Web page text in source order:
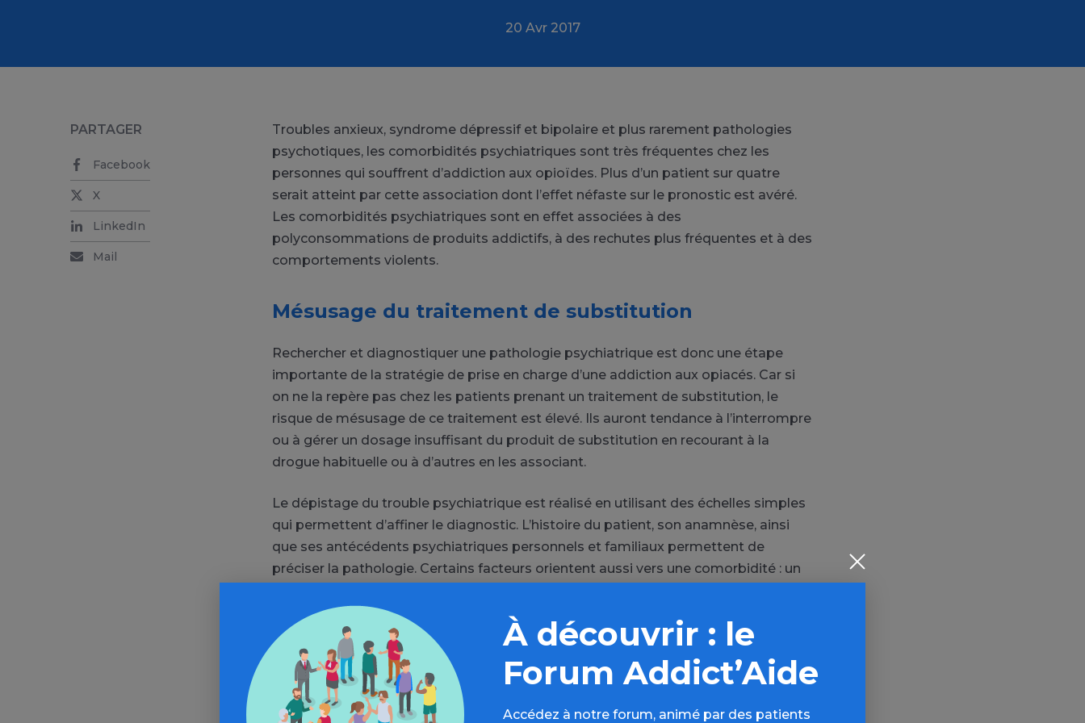
20 Avr 2017
Troubles anxieux, syndrome dépressif et bipolaire et plus rarement pathologies
psychotiques, les comorbidités psychiatriques sont très fréquentes chez les
personnes qui souffrent d’addiction aux opioïdes. Plus d’un patient sur quatre
serait atteint par cette association dont l’effet néfaste sur le pronostic est avéré.
Les comorbidités psychiatriques sont en effet associées à des
polyconsommations de produits addictifs, à des rechutes plus fréquentes et à des
comportements violents.
Mésusage du traitement de substitution
Rechercher et diagnostiquer une pathologie psychiatrique est donc une étape
importante de la stratégie de prise en charge d’une addiction aux opiacés. Car si
on ne la repère pas chez les patients prenant un traitement de substitution, le
risque de mésusage de ce traitement est élevé. Ils auront tendance à l’interrompre
ou à gérer un dosage insuffisant du produit de substitution en recourant à la
drogue habituelle ou à d’autres en les associant.
Le dépistage du trouble psychiatrique est réalisé en utilisant des échelles simples
qui permettent d’affiner le diagnostic. L’histoire du patient, son anamnèse, ainsi
que ses antécédents psychiatriques personnels et familiaux permettent de
préciser la pathologie. Certains facteurs orientent aussi vers une comorbidité : un
de résistance à une prise en charge classique.
PARTAGER
Facebook
X
LinkedIn
Mail
À découvrir : le
Forum Addict’Aide
Accédez à notre forum, animé par des patients